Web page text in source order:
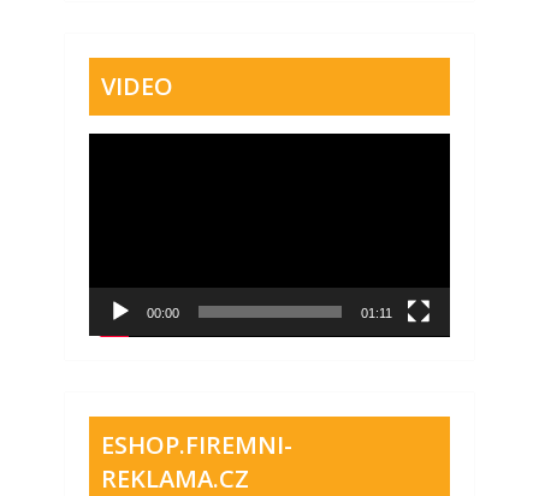
VIDEO
00:00 01:11
ESHOP.FIREMNI-
REKLAMA.CZ